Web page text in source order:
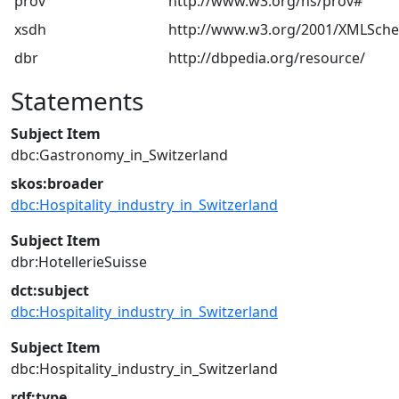
xsdh
http://www.w3.org/2001/
dbr
http://dbpedia.org/resource/
Statements
Subject Item
dbc:Gastronomy_in_Switzerland
skos:broader
dbc:Hospitality_industry_in_Switzerland
Subject Item
dbr:HotellerieSuisse
dct:subject
dbc:Hospitality_industry_in_Switzerland
Subject Item
dbc:Hospitality_industry_in_Switzerland